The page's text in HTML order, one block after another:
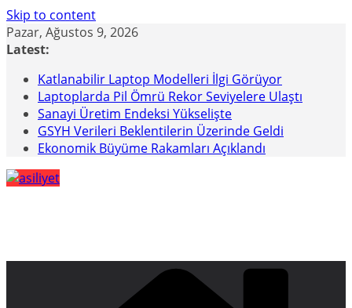
Skip to content
Pazar, Ağustos 9, 2026
Latest:
Katlanabilir Laptop Modelleri İlgi Görüyor
Laptoplarda Pil Ömrü Rekor Seviyelere Ulaştı
Sanayi Üretim Endeksi Yükselişte
GSYH Verileri Beklentilerin Üzerinde Geldi
Ekonomik Büyüme Rakamları Açıklandı